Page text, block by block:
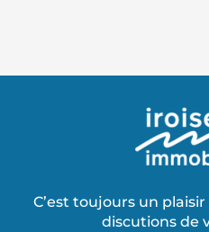
C’est toujours un
discutions de